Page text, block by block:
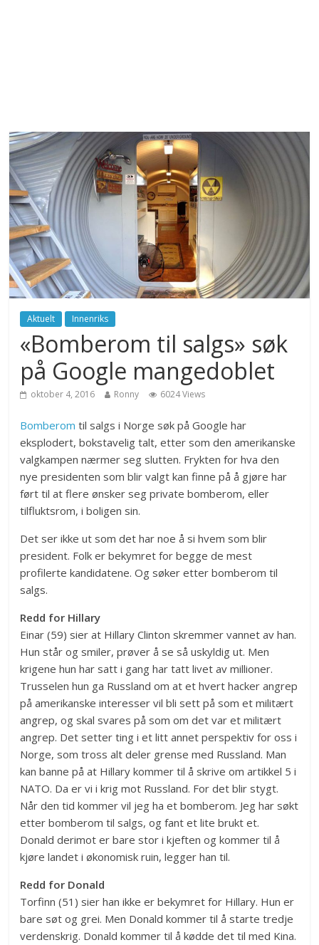
Aktuelt Innenriks
«Bomberom til salgs» søk
på Google mangedoblet
oktober 4, 2016 Ronny 6024 Views
Bomberom til salgs i Norge søk på Google har
eksplodert, bokstavelig talt, etter som den amerikanske
valgkampen nærmer seg slutten. Frykten for hva den
nye presidenten som blir valgt kan finne på å gjøre har
ført til at flere ønsker seg private bomberom, eller
tilfluktsrom, i boligen sin.
Det ser ikke ut som det har noe å si hvem som blir
president. Folk er bekymret for begge de mest
profilerte kandidatene. Og søker etter bomberom til
salgs.
Redd for Hillary
Einar (59) sier at Hillary Clinton skremmer vannet av han.
Hun står og smiler, prøver å se så uskyldig ut. Men
krigene hun har satt i gang har tatt livet av millioner.
Trusselen hun ga Russland om at et hvert hacker angrep
på amerikanske interesser vil bli sett på som et militært
angrep, og skal svares på som om det var et militært
angrep. Det setter ting i et litt annet perspektiv for oss i
Norge, som tross alt deler grense med Russland. Man
kan banne på at Hillary kommer til å skrive om artikkel 5 i
NATO. Da er vi i krig mot Russland. For det blir stygt.
Når den tid kommer vil jeg ha et bomberom. Jeg har søkt
etter bomberom til salgs, og fant et lite brukt et.
Donald derimot er bare stor i kjeften og kommer til å
kjøre landet i økonomisk ruin, legger han til.
Redd for Donald
Torfinn (51) sier han ikke er bekymret for Hillary. Hun er
bare søt og grei. Men Donald kommer til å starte tredje
verdenskrig. Donald kommer til å kødde det til med Kina.